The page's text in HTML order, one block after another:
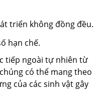
triển không đồng đều.
hạn chế.
tiếp ngoài tự nhiên từ
có thể mang theo
của các sinh vật gây